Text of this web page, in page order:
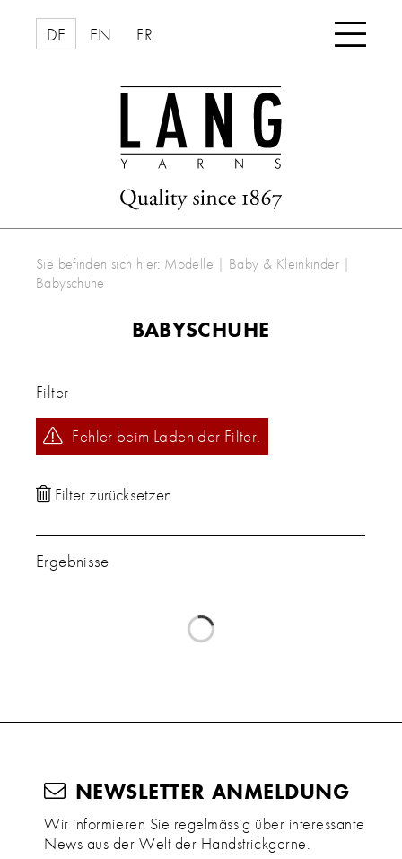
DE EN FR 
Sie befinden sich hier: Modelle | Baby & Kleinkinder |
Babyschuhe
BABYSCHUHE
Filter
Fehler beim Laden der Filter.
Ergebnisse
NEWSLETTER ANMELDUNG
Wir informieren Sie regelmässig über interessante
News aus der Welt der Handstrickgarne.